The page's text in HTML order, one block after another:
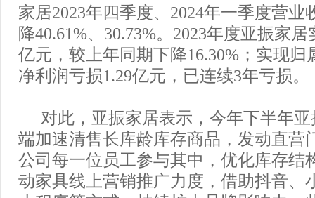
家居2023年四季度、2024年一季度营业
降40.61%、30.73%。2023年度亚振家
亿元，较上年同期下降16.30%；实现归
净利润亏损1.29亿元，已连续3年亏损。
对此，亚振家居表示，今年下半年
端加速清售长库龄库存商品，发动直营
公司每一位员工参与其中，优化库存结
动家具线上营销推广力度，借助抖音、